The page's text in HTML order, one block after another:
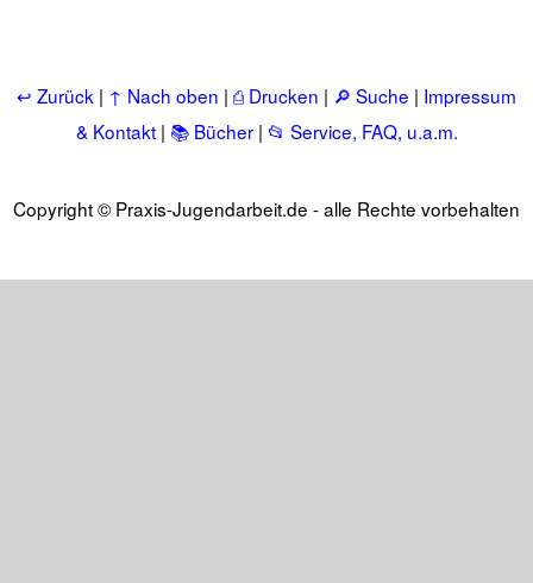
↩ Zurück | ↑ Nach oben | ⎙ Drucken | 🔎 Suche | Impressum
& Kontakt| 📚 Bücher| 📂 Service, FAQ, u.a.m.
Copyright © Praxis-Jugendarbeit.de - alle Rechte vorbehalten